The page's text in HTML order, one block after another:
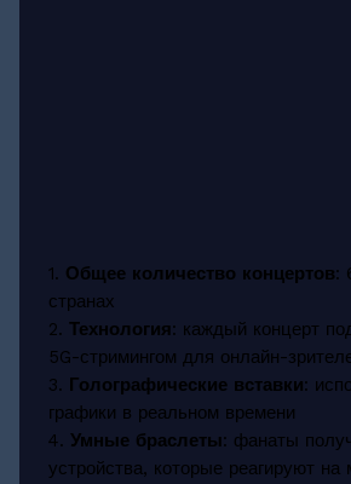
1. Общее количество концертов:
странах
2. Технология: каждый концерт
5G-стримингом для онлайн-
3. Голографические вставки:
графики в реальном времени
4. Умные браслеты: фанаты
устройства, которые реагируют на